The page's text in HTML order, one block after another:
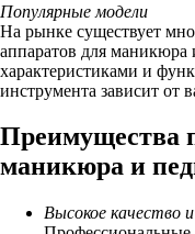
Популярные модели
На рынке существует
аппаратов для
характеристиками и
инструмента зависит от
Преимущества
маникюра и
Высокое качество